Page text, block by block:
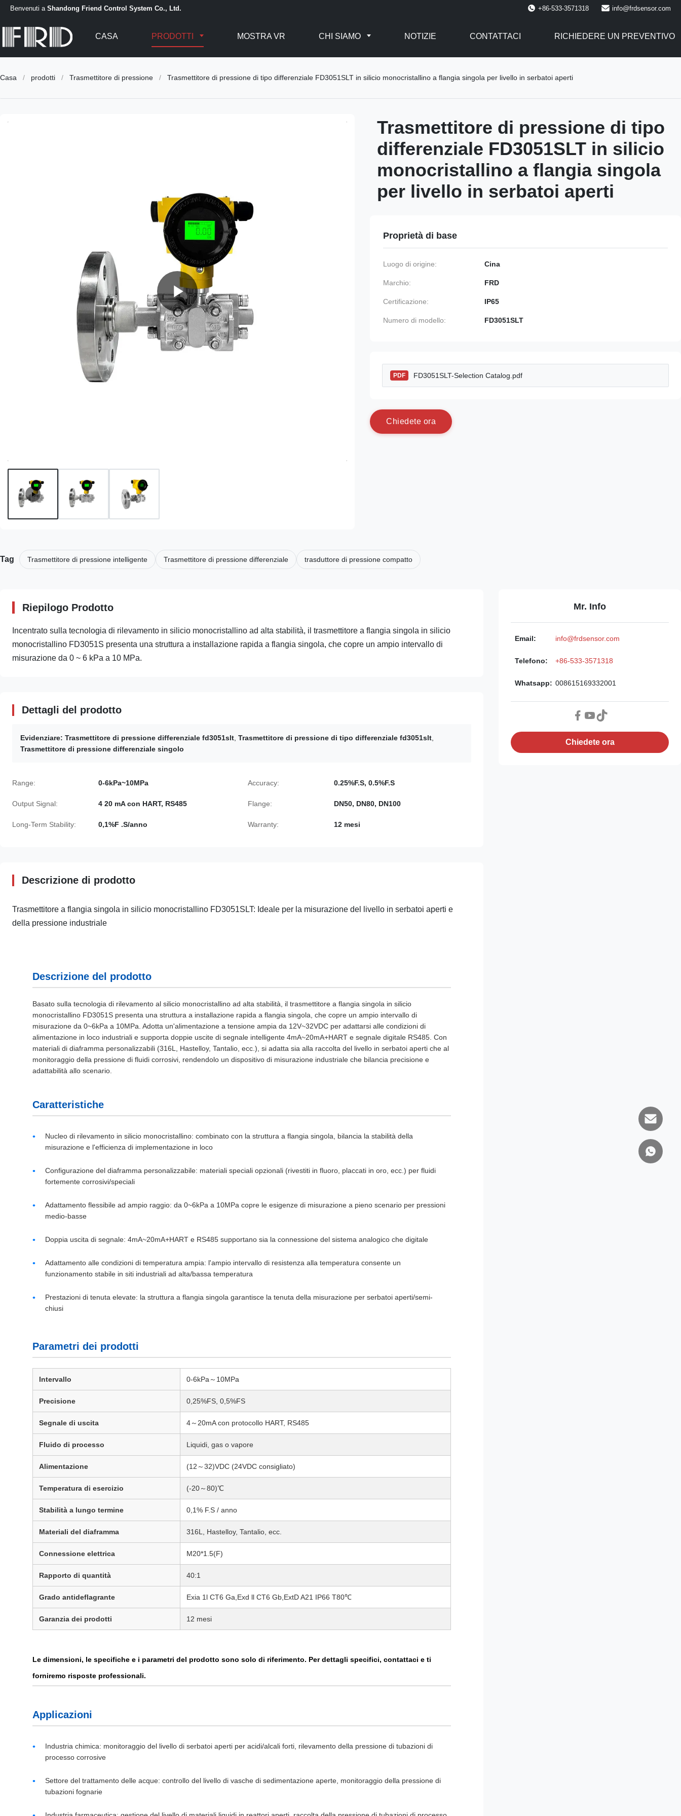
Benvenuti a Shandong Friend Control System Co., Ltd. +86-533-3571318 info@frdsensor.com
CASA PRODOTTI MOSTRA VR CHI SIAMO NOTIZIE CONTATTACI RICHIEDERE UN PREVENTIVO
Casa / prodotti / Trasmettitore di pressione / Trasmettitore di pressione di tipo differenziale FD3051SLT in silicio monocristallino a flangia singola per livello in serbatoi aperti
Trasmettitore di pressione di tipo
differenziale FD3051SLT in silicio
monocristallino a flangia singola
per livello in serbatoi aperti
Proprietà di base
Luogo di origine: Cina
Marchio: FRD
Certificazione: IP65
Numero di modello: FD3051SLT
PDF FD3051SLT-Selection Catalog.pdf
C hiedete ora
Tag Trasmettitore di pressione intelligente Trasmettitore di pressione differenziale trasduttore di pressione compatto
Riepilogo Prodotto
Incentrato sulla tecnologia di rilevamento in silicio monocristallino ad alta stabilità, il trasmettitore a flangia singola in silicio
monocristallino FD3051S presenta una struttura a installazione rapida a flangia singola, che copre un ampio intervallo di
misurazione da 0 ~ 6 kPa a 10 MPa.
Dettagli del prodotto
Evidenziare: Trasmettitore di pressione differenziale fd3051slt Trasmettitore di pressione di tipo differenziale fd3051slt
Trasmettitore di pressione differenziale singolo
Range: 0-6kPa~10MPa Accuracy: 0.25%F.S, 0.5%F.S
Output Signal: 4 20 mA con HART, RS485 Flange: DN50, DN80, DN100
Long-Term Stability: 0,1%F .S/anno Warranty: 12 mesi
Descrizione di prodotto
Trasmettitore a flangia singola in silicio monocristallino FD3051SLT: Ideale per la misurazione del livello in serbatoi aperti e
della pressione industriale
Descrizione del prodotto
Basato sulla tecnologia di rilevamento al silicio monocristallino ad alta stabilità, il trasmettitore a flangia singola in silicio
monocristallino FD3051S presenta una struttura a installazione rapida a flangia singola, che copre un ampio intervallo di
misurazione da 0~6kPa a 10MPa. Adotta un'alimentazione a tensione ampia da 12V~32VDC per adattarsi alle condizioni di
alimentazione in loco industriali e supporta doppie uscite di segnale intelligente 4mA~20mA+HART e segnale digitale RS485. Con
materiali di diaframma personalizzabili (316L, Hastelloy, Tantalio, ecc.), si adatta sia alla raccolta del livello in serbatoi aperti che al
monitoraggio della pressione di fluidi corrosivi, rendendolo un dispositivo di misurazione industriale che bilancia precisione e
adattabilità allo scenario.
Caratteristiche
Nucleo di rilevamento in silicio monocristallino: combinato con la struttura a flangia singola, bilancia la stabilità della
misurazione e l'efficienza di implementazione in loco
Configurazione del diaframma personalizzabile: materiali speciali opzionali (rivestiti in fluoro, placcati in oro, ecc.) per fluidi
fortemente corrosivi/speciali
Adattamento flessibile ad ampio raggio: da 0~6kPa a 10MPa copre le esigenze di misurazione a pieno scenario per pressioni
medio-basse
Doppia uscita di segnale: 4mA~20mA+HART e RS485 supportano sia la connessione del sistema analogico che digitale
Adattamento alle condizioni di temperatura ampia: l'ampio intervallo di resistenza alla temperatura consente un
funzionamento stabile in siti industriali ad alta/bassa temperatura
Prestazioni di tenuta elevate: la struttura a flangia singola garantisce la tenuta della misurazione per serbatoi aperti/semi-
chiusi
Parametri dei prodotti
Intervallo 0-6kPa～10MPa
Precisione 0,25%FS, 0,5%FS
Segnale di uscita 4～20mA con protocollo HART, RS485
Fluido di processo Liquidi, gas o vapore
Alimentazione (12～32)VDC (24VDC consigliato)
Temperatura di esercizio (-20～80)℃
Stabilità a lungo termine 0,1% F.S / anno
Materiali del diaframma 316L, Hastelloy, Tantalio, ecc.
Connessione elettrica M20*1.5(F)
Rapporto di quantità 40:1
Grado antideflagrante Exia 1l CT6 Ga,Exd ll CT6 Gb,ExtD A21 IP66 T80℃
Garanzia dei prodotti 12 mesi
Le dimensioni, le specifiche e i parametri del prodotto sono solo di riferimento. Per dettagli specifici, contattaci e ti
forniremo risposte professionali.
Applicazioni
Industria chimica: monitoraggio del livello di serbatoi aperti per acidi/alcali forti, rilevamento della pressione di tubazioni di
processo corrosive
Settore del trattamento delle acque: controllo del livello di vasche di sedimentazione aperte, monitoraggio della pressione di
tubazioni fognarie
Mr. Info
Email: info@frdsensor.com
Telefono: +86-533-3571318
Whatsapp: 008615169332001
Chiedete ora